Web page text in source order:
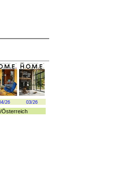
26 03/26
/Österreich